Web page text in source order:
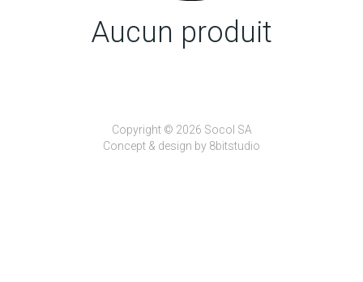
Aucun produit
Copyright © 2026 Socol SA
Concept & design by 8bitstudio